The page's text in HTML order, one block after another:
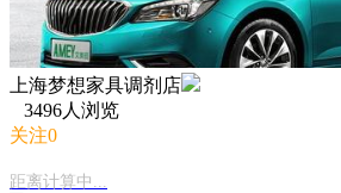
上海梦想家具调剂店
3496人浏览
关注0
距离计算中...